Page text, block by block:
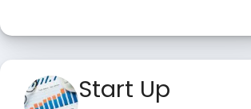
Start Up